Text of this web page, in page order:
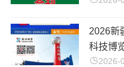
2026新
科技博
2026-